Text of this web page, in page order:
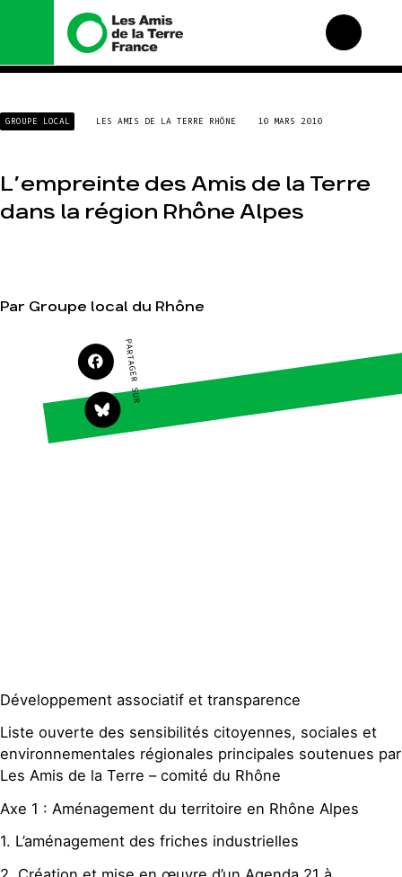
Nous connaître
Histoire
Missions et méthodes
Valeurs
Nos alliés
enfumage
Mode : une tendance
destructrice
Agir
Faire un don
S'engager sur le terrain
Nos thématiques
Climat – Énergie
Publications
Contact
GROUPE LOCAL LES AMIS DE LA TERRE RHÔNE 10 MARS 2010
L’empreinte des Amis de la Terre
dans la région Rhône Alpes
Par Groupe local du Rhône
PARTAGER SUR
Développement associatif et transparence
Liste ouverte des sensibilités citoyennes, sociales et
environnementales régionales principales soutenues par
Les Amis de la Terre – comité du Rhône
Axe 1 : Aménagement du territoire en Rhône Alpes
1. L’aménagement des friches industrielles